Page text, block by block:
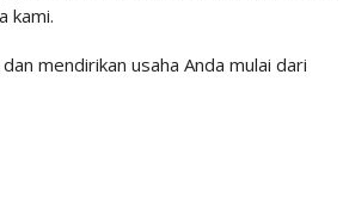
kami.
mendirikan usaha Anda mulai dari